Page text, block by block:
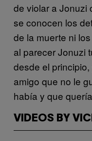
de violar a Jonuzi
se conocen los
de la muerte ni
al parecer Jonuzi
desde el
amigo que no le
había y que
VIDEOS BY